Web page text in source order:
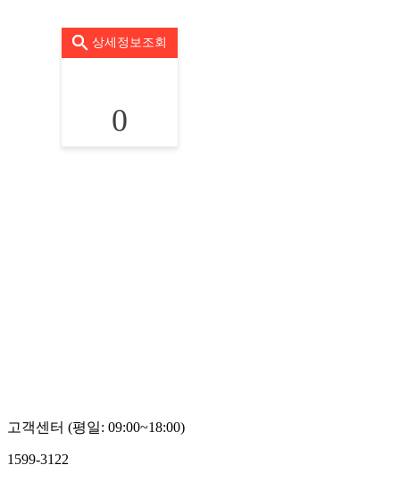
상세정보조회
0
고객센터 (평일: 09:00~18:00)
1599-3122